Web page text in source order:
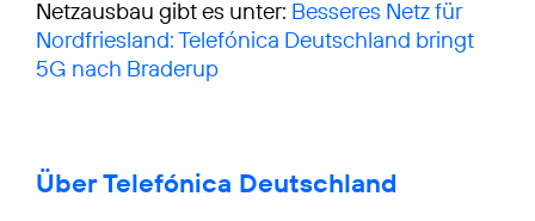
Netzausbau gibt es unter: Besseres Netz für
Nordfriesland: Telefónica Deutschland bringt
5G nach Braderup
Über Telefónica Deutschland